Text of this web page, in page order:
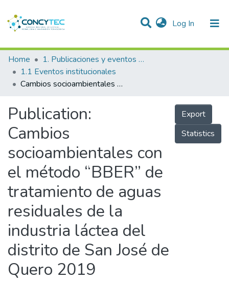
Log In (current)
Communities & Collections
Research Outputs
People
Statistics
Home
1. Publicaciones y eventos institucionales
1.1 Eventos institucionales
Cambios socioambientales con el método “BBER” de tratamiento de aguas residuales de la industria láctea del distrito de San José de Quero 2019
Publication:
Cambios
socioambientales con
el método “BBER” de
tratamiento de aguas
residuales de la
industria láctea del
distrito de San José de
Quero 2019
Export
Statistics